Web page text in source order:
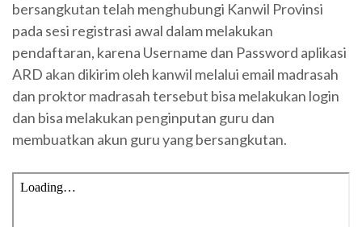
bersangkutan telah menghubungi Kanwil Provinsi
pada sesi registrasi awal dalam melakukan
pendaftaran, karena Username dan Password aplikasi
ARD akan dikirim oleh kanwil melalui email madrasah
dan proktor madrasah tersebut bisa melakukan login
dan bisa melakukan penginputan guru dan
membuatkan akun guru yang bersangkutan.